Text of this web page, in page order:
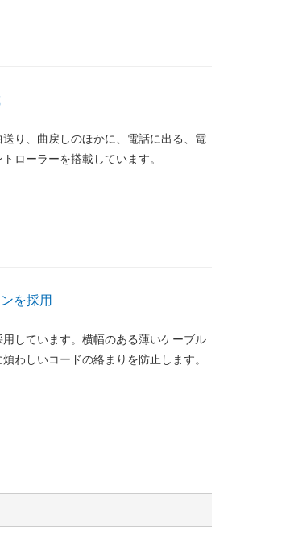
り、曲戻しのほかに、電話に出る、電
ローラーを搭載しています。
を採用
しています。横幅のある薄いケーブル
わしいコードの絡まりを防止します。